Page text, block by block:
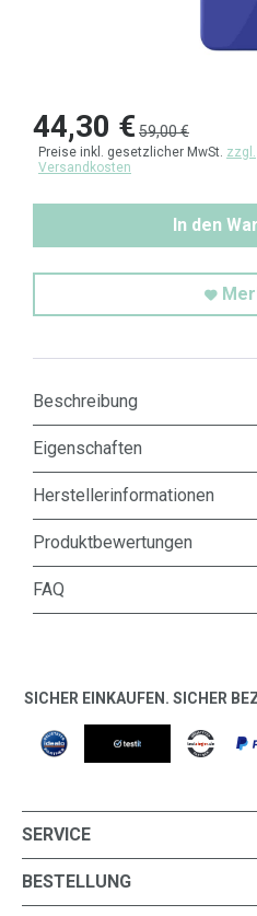
44,30 €59,00 €
Preise inkl. gesetzlicher MwSt. zzgl.
Versandkosten
In den
Beschreibung
Eigenschaften
Herstellerinformationen
Produktbewertungen
FAQ
SICHER EINKAUFEN. SICHER
SERVICE
BESTELLUNG